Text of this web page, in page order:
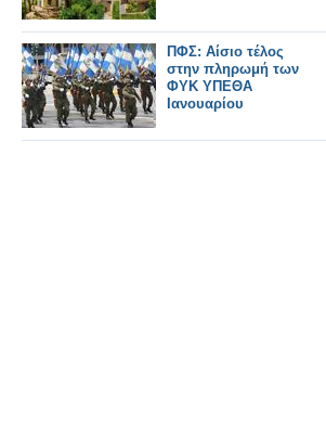
ΠΦΣ: Αίσιο τέλος
στην πληρωμή των
ΦΥΚ ΥΠΕΘΑ
Ιανουαρίου